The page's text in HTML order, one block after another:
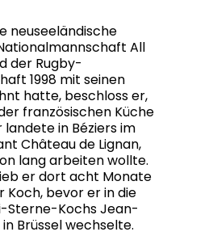
neuseeländische
All
der Rugby-
1998 mit seinen
hatte, beschloss er,
französischen Küche
landete in Béziers im
Château de Lignan,
lang arbeiten wollte.
er dort acht Monate
Koch, bevor er in die
Sterne-Kochs Jean-
Brüssel wechselte.